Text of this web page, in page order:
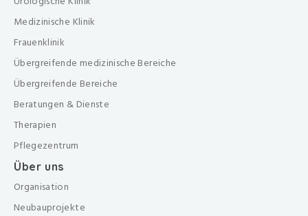
Medizinische Klinik
Frauenklinik
Übergreifende medizinische Bereiche
Übergreifende Bereiche
Beratungen & Dienste
Therapien
Pflegezentrum
Über uns
Organisation
Neubauprojekte